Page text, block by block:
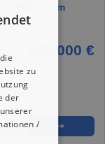
Häuser im
198.000 €
➦ ➜
zu
der
/